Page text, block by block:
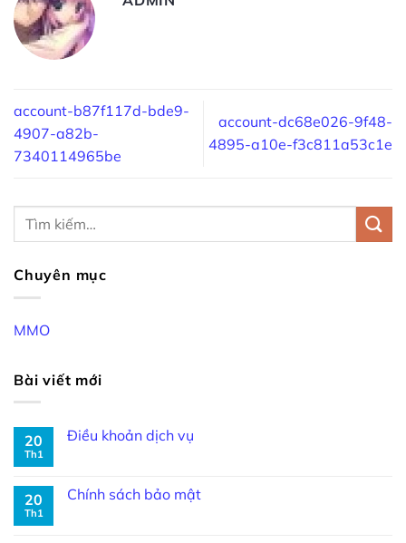
account-b87f117d-bde9-
4907-a82b-
7340114965be
account-dc68e026-9f48-
4895-a10e-f3c811a53c1e
Chuyên mục
MMO
Bài viết mới
20
Th1
Điều khoản dịch vụ
20
Th1
Chính sách bảo mật